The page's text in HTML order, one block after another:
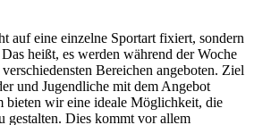
auf eine einzelne Sportart fixiert, sondern
heißt, es werden während der Woche
Bereichen angeboten. Ziel
und Jugendliche mit dem Angebot
bieten wir eine ideale Möglichkeit, die
gestalten. Dies kommt vor allem